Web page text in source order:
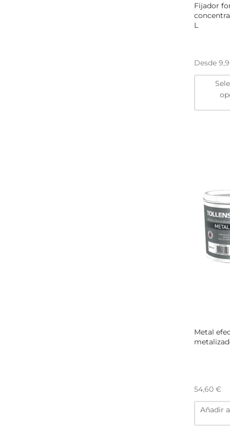
Fijador
L
Desde
Metal
54,60 €
Añadir